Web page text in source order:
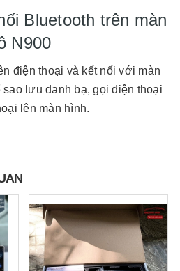
Bluetooth trên màn
N900
điện thoại và kết nối với màn
lưu danh bạ, gọi điện thoại
lên màn hình.